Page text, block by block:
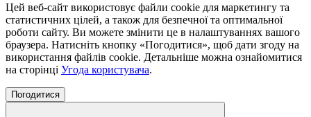
Цей веб-сайт використовує файли cookie для маркетингу та
статистичних цілей, а також для безпечної та оптимальної
роботи сайту. Ви можете змінити це в налаштуваннях вашого
браузера. Натисніть кнопку «Погодитися», щоб дати згоду на
використання файлів cookie. Детальніше можна ознайомитися
на сторінці Угода користувача.
Погодитися